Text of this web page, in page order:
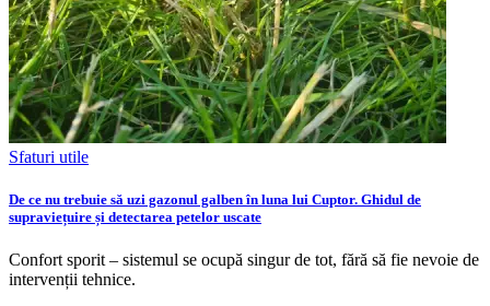
Sfaturi utile
De ce nu trebuie să uzi gazonul galben în luna lui Cuptor. Ghidul de
supraviețuire și detectarea petelor uscate
Confort sporit – sistemul se ocupă singur de tot, fără să fie nevoie de
intervenții tehnice.